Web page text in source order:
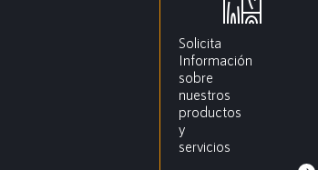
Solicita
Información
sobre
nuestros
productos
y
servicios